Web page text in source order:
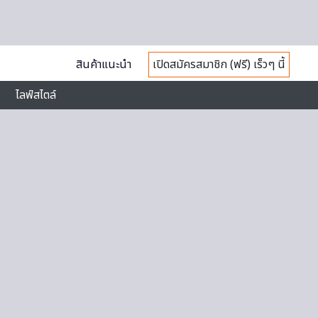
สินค้าแนะนำ
เปิดสมัครสมาชิก (ฟรี) เร็วๆ นี้
ไลฟ์สไตล์